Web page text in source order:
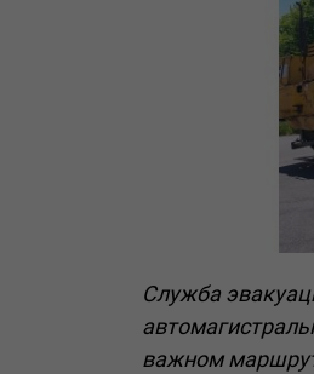
Служба
важном